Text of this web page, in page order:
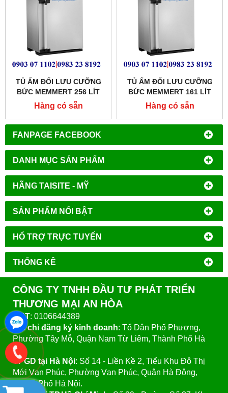
FANPAGE FACEBOOK
DANH MỤC SẢN PHẨM
HÃNG TAISITE - MỸ
SẢN PHẨM NỔI BẬT
HỔ TRỢ TRỰC TUYẾN
THỐNG KÊ
TỦ ẤM ĐỐI LƯU CƯỠNG
BỨC MEMMERT 256 LÍT
MODEL: IF260
Hàng có sẵn
TỦ ẤM ĐỐI LƯU CƯỠNG
BỨC MEMMERT 161 LÍT
MODEL: IF160
Hàng có sẵn
CÔNG TY TNHH ĐẦU TƯ PHÁT TRIỂN
THƯƠNG MẠI AN HÒA
MST: 0106644389
Địa chỉ đăng ký kinh doanh: Tổ Dân Phố Phượng,
Phường Tây Mỗ, Quận Nam Từ Liêm, Thành Phố Hà
Nội.
VPGD tại Hà Nội: Số 14 - Liền Kề 2, Tiểu Khu Đô Thị
Mới Vạn Phúc, Phường Vạn Phúc, Quận Hà Đông,
Thành Phố Hà Nội.